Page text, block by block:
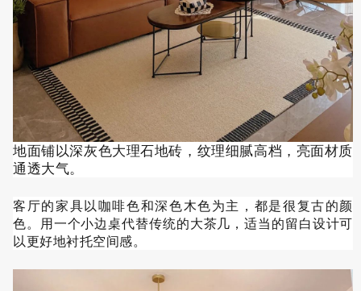
地面铺以深灰色大理石地砖，纹理细腻高档，亮面材质
通透大气。
客厅的家具以咖啡色和深色木色为主，都是很复古的颜
色。用一个小边桌代替传统的大茶几，适当的留白设计可
以更好地衬托空间感。